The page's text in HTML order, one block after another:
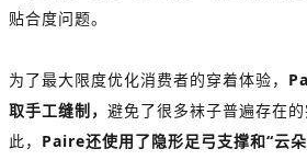
贴合度问题。
为了最大限度优化消费者的穿着体验，
取手工缝制， 避免了很多袜子普遍存在
此， Paire还使用了隐形足弓支撑和“云朵